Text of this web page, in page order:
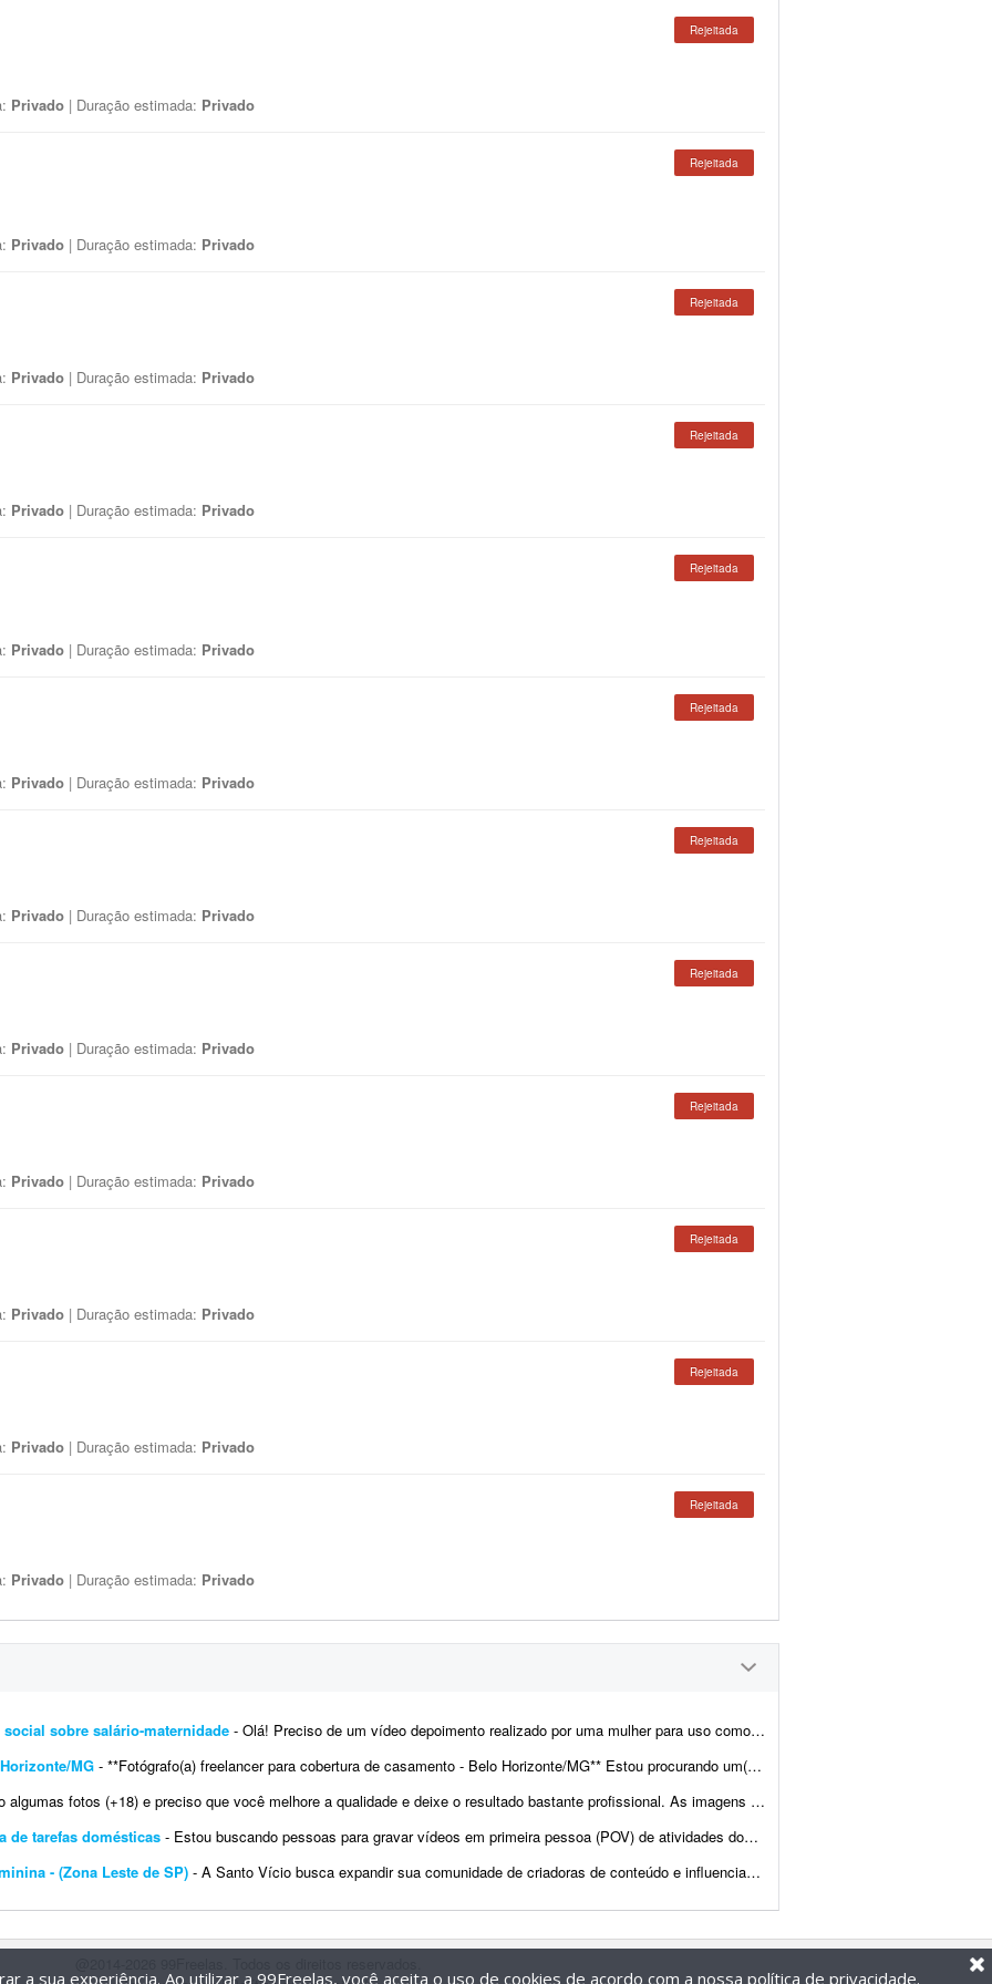
Rejeitada
Privado | Duração estimada: Privado
Rejeitada
Privado | Duração estimada: Privado
Rejeitada
Privado | Duração estimada: Privado
Rejeitada
Privado | Duração estimada: Privado
Rejeitada
Privado | Duração estimada: Privado
Rejeitada
Privado | Duração estimada: Privado
Rejeitada
Privado | Duração estimada: Privado
Rejeitada
Privado | Duração estimada: Privado
Rejeitada
Privado | Duração estimada: Privado
Rejeitada
Privado | Duração estimada: Privado
Rejeitada
Privado | Duração estimada: Privado
Rejeitada
Privado | Duração estimada: Privado
sobre salário-maternidade - Olá! Preciso de um vídeo depoimento realizado por uma mulher para uso como prova social, falando sobre um benefício relacionado ao salário-maternidade. O depoimento dev...
MG - **Fotógrafo(a) freelancer para cobertura de casamento - Belo Horizonte/MG** Estou procurando um(a) fotógrafo(a) freelancer para atuar na cobertura de um casamento em Belo Horizonte/M...
fotos (+18) e preciso que você melhore a qualidade e deixe o resultado bastante profissional. As imagens são para uso no meu site de trabalho. Gostaria que, se poss&iacu...
de tarefas domésticas - Estou buscando pessoas para gravar vídeos em primeira pessoa (POV) de atividades domésticas do dia a dia, para um projeto de coleta de dados para treinamento de inteligência art...
- (Zona Leste de SP) - A Santo Vício busca expandir sua comunidade de criadoras de conteúdo e influenciadoras de moda feminina para co-criar produções autênticas com identidade. Acredita...
a sua experiência. Ao utilizar a 99Freelas, você aceita o uso de cookies de acordo com a nossa política de privacidade.